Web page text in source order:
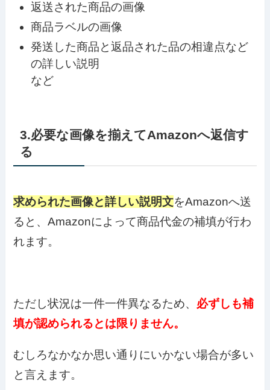
返送された商品の画像
商品ラベルの画像
発送した商品と返品された品の相違点など
の詳しい説明
など
3.必要な画像を揃えてAmazonへ返信す
る
求められた画像と詳しい説明文をAmazonへ送
ると、Amazonによって商品代金の補填が行わ
れます。
ただし状況は一件一件異なるため、 必ずしも補
填が認められるとは限りません。
むしろなかなか思い通りにいかない場合が多い
と言えます。